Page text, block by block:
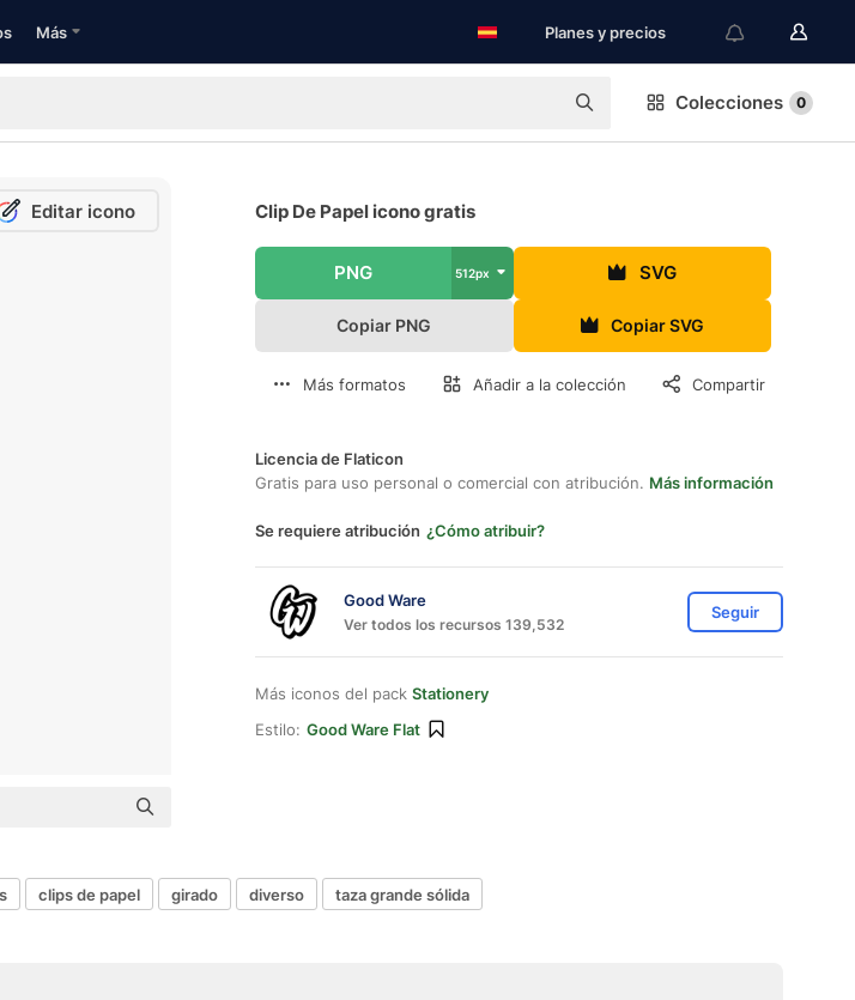
Más Planes y precios
Colecciones 0
Editar icono Clip De Papel icono gratis
PNG 512px SVG
Copiar PNG Copiar SVG
Más formatos Añadir a la colección Compartir
Licencia de Flaticon
Gratis para uso personal o comercial con atribución. Más información
Se requiere atribución ¿Cómo atribuir?
Good Ware
Ver todos los recursos 139,532
Seguir
Más iconos del pack Stationery
Estilo: Good Ware Flat
clips de papel girado diverso taza grande sólida